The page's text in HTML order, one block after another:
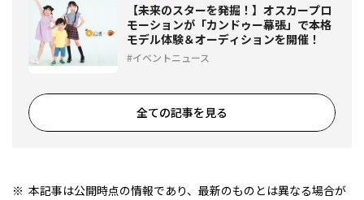
【未来のスターを発掘！】オスカープロ
モーションが「カンドゥー幕張」で本格
モデル体験＆オーディションを開催！
イベントニュース
全ての記事を見る
本記事は公開時点の情報であり、最新のものとは異なる場合が